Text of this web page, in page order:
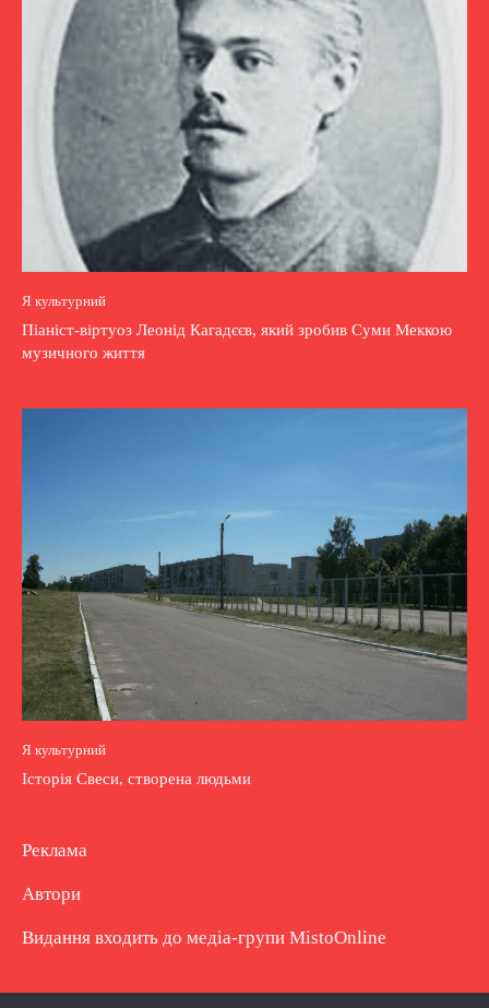
Я культурний
Піаніст-віртуоз Леонід Кагадєєв, який зробив Суми Меккою
музичного життя
Я культурний
Історія Свеси, створена людьми
Реклама
Автори
Видання входить до медіа-групи MistoOnline